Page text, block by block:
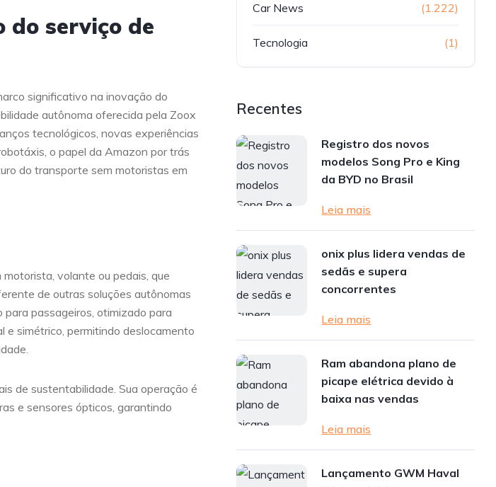
do serviço de
significativo na inovação do
autônoma oferecida pela Zoox
tecnológicos, novas experiências
o papel da Amazon por trás
do transporte sem motoristas em
volante ou pedais, que
de outras soluções autônomas
passageiros, otimizado para
e simétrico, permitindo deslocamento
de sustentabilidade. Sua operação é
e sensores ópticos, garantindo
Car News (1.222)
Tecnologia (1)
Recentes
Registro dos novos
modelos Song Pro e King
da BYD no Brasil
Leia mais
onix plus lidera vendas de
sedãs e supera
concorrentes
Leia mais
Ram abandona plano de
picape elétrica devido à
baixa nas vendas
Leia mais
Lançamento GWM Haval